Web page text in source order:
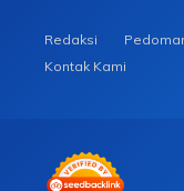
Redaksi
Kontak Kami